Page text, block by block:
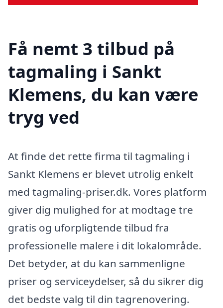
Få nemt 3 tilbud på
tagmaling i Sankt
Klemens, du kan være
tryg ved
At finde det rette firma til tagmaling i
Sankt Klemens er blevet utrolig enkelt
med tagmaling-priser.dk. Vores platform
giver dig mulighed for at modtage tre
gratis og uforpligtende tilbud fra
professionelle malere i dit lokalområde.
Det betyder, at du kan sammenligne
priser og serviceydelser, så du sikrer dig
det bedste valg til din tagrenovering.